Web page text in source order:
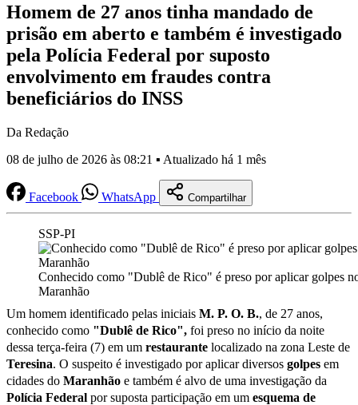
Homem de 27 anos tinha mandado de
prisão em aberto e também é investigado
pela Polícia Federal por suposto
envolvimento em fraudes contra
beneficiários do INSS
Da Redação
08 de julho de 2026 às 08:21 ▪ Atualizado há 1 mês
Facebook WhatsApp Compartilhar
SSP-PI
Conhecido como "Dublê de Rico" é preso por aplicar golpes
Maranhão
Um homem identificado pelas iniciais M. P. O. B., de 27 anos,
conhecido como "Dublê de Rico", foi preso no início da noite
dessa terça-feira (7) em um restaurante localizado na zona Leste de
Teresina. O suspeito é investigado por aplicar diversos golpes em
cidades do Maranhão e também é alvo de uma investigação da
Polícia Federal por suposta participação em um esquema de